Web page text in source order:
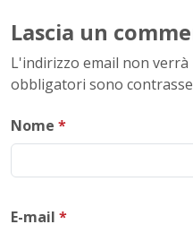
Lascia un
L'indirizzo email non verrà
obbligatori sono
Nome *
E-mail *